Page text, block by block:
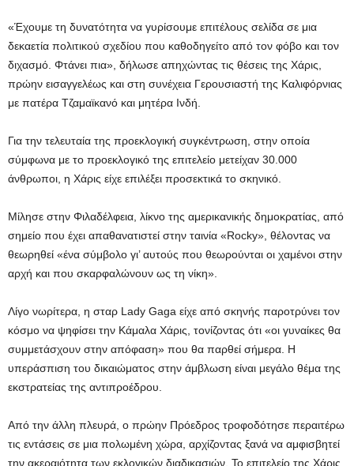
«Έχουμε τη δυνατότητα να γυρίσουμε επιτέλους σελίδα σε μια
δεκαετία πολιτικού σχεδίου που καθοδηγείτο από τον φόβο και τον
διχασμό. Φτάνει πια», δήλωσε απηχώντας τις θέσεις της Χάρις,
πρώην εισαγγελέως και στη συνέχεια Γερουσιαστή της Καλιφόρνιας
με πατέρα Τζαμαϊκανό και μητέρα Ινδή.
Για την τελευταία της προεκλογική συγκέντρωση, στην οποία
σύμφωνα με το προεκλογικό της επιτελείο μετείχαν 30.000
άνθρωποι, η Χάρις είχε επιλέξει προσεκτικά το σκηνικό.
Μίλησε στην Φιλαδέλφεια, λίκνο της αμερικανικής δημοκρατίας, από
σημείο που έχει απαθανατιστεί στην ταινία «Rocky», θέλοντας να
θεωρηθεί «ένα σύμβολο γι’ αυτούς που θεωρούνται οι χαμένοι στην
αρχή και που σκαρφαλώνουν ως τη νίκη».
Λίγο νωρίτερα, η σταρ Lady Gaga είχε από σκηνής παροτρύνει τον
κόσμο να ψηφίσει την Κάμαλα Χάρις, τονίζοντας ότι «οι γυναίκες θα
συμμετάσχουν στην απόφαση» που θα παρθεί σήμερα. Η
υπεράσπιση του δικαιώματος στην άμβλωση είναι μεγάλο θέμα της
εκστρατείας της αντιπροέδρου.
Από την άλλη πλευρά, ο πρώην Πρόεδρος τροφοδότησε περαιτέρω
τις εντάσεις σε μια πολωμένη χώρα, αρχίζοντας ξανά να αμφισβητεί
την ακεραιότητα των εκλογικών διαδικασιών. Το επιτελείο της Χάρις